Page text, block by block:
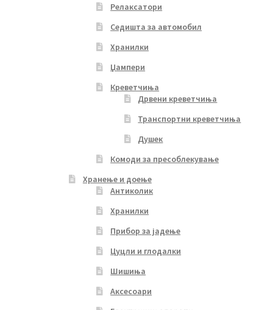
Релаксатори
Седишта за автомобил
Хранилки
Џампери
Креветчиња
Дрвени креветчиња
Транспортни креветчиња
Душек
Комоди за пресоблекување
Хранење и доење
Антиколик
Хранилки
Прибор за јадење
Цуцли и глодалки
Шишиња
Аксесоари